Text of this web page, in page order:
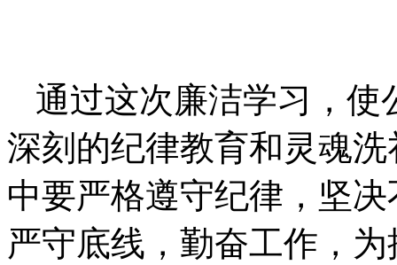
通过这次廉洁学习，使
深刻的纪律教育和灵魂
中要严格遵守纪律，坚
严守底线，勤奋工作，